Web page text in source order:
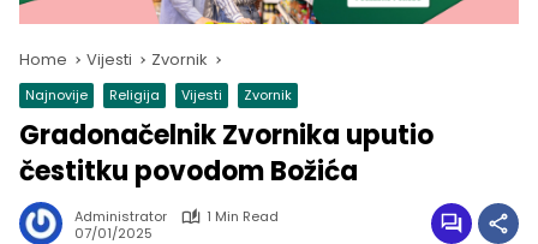
Home Vijesti Zvornik
Najnovije Religija Vijesti Zvornik
Gradonačelnik Zvornika uputio
čestitku povodom Božića
Administrator
1 Min Read
07/01/2025